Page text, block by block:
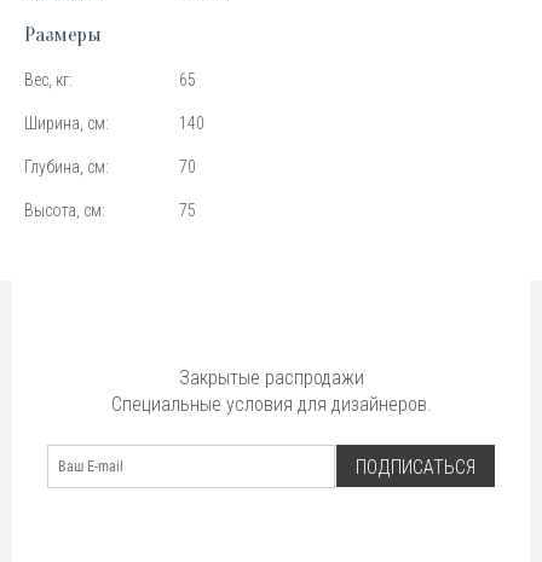
Размеры
Вес, кг: 65
Ширина, см: 140
Глубина, см: 70
Высота, см: 75
Закрытые распродажи
Специальные условия для дизайнеров.
ПОДПИСАТЬСЯ